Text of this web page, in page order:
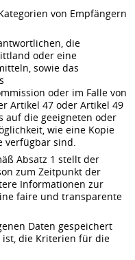
von Empfängern
die
oder eine
sowie das
oder im Falle von
Artikel 47 oder Artikel 49
auf die geeigneten oder
wie eine Kopie
verfügbar sind.
Absatz 1 stellt der
zum Zeitpunkt der
Informationen zur
faire und transparente
Daten gespeichert
die Kriterien für die